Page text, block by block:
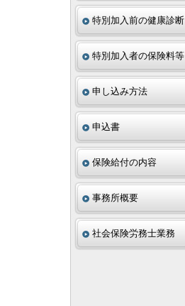
特別加入前の健康診断
特別加入者の保険料等
申し込み方法
申込書
保険給付の内容
事務所概要
社会保険労務士業務